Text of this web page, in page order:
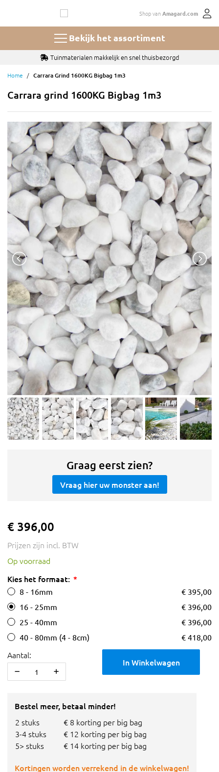
de
Shop vanAmagard.com
Bekijk het assortiment
Tuinmaterialen makkelijk en snel thuisbezorgd
Home Carrara Grind 1600KG Bigbag 1m3
Carrara grind 1600KG Bigbag 1m3
Graag eerst zien?
Vraag hier uw monster aan!
€ 396,00
Prijzen zijn incl. BTW
Op voorraad
Kies het formaat:
8 - 16mm
€ 395,00
16 - 25mm
€ 396,00
25 - 40mm
€ 396,00
40 - 80mm (4 - 8cm)
€ 418,00
Aantal:
In Winkelwagen
Bestel meer, betaal minder!
2 stuks
€ 8 korting per big bag
3-4 stuks
€ 12 korting per big bag
5> stuks
€ 14 korting per big bag
Kortingen worden verrekend in de winkelwagen!